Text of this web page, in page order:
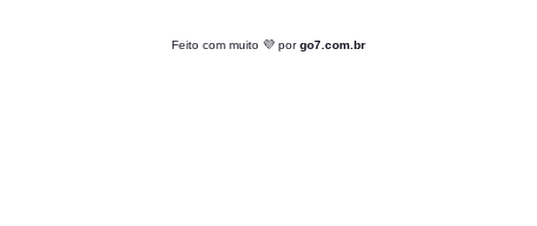
Feito com muito 💜 porgo7.com.br